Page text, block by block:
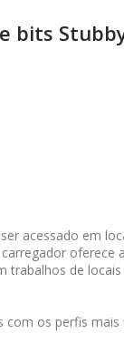
bits
acessado em
oferece
trabalhos de
os perfis mais